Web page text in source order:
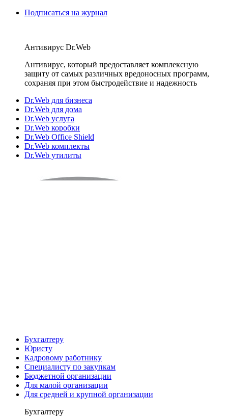
Подписаться на журнал
Антивирус Dr.Web
Антивирус, который предоставляет комплексную
защиту от самых различных вредоносных программ,
сохраняя при этом быстродействие и надежность
Dr.Web для бизнеса
Dr.Web для дома
Dr.Web услуга
Dr.Web коробки
Dr.Web Office Shield
Dr.Web комплекты
Dr.Web утилиты
Бухгалтеру
Юристу
Кадровому работнику
Специалисту по закупкам
Бюджетной организации
Для малой организации
Для средней и крупной организации
Бухгалтеру